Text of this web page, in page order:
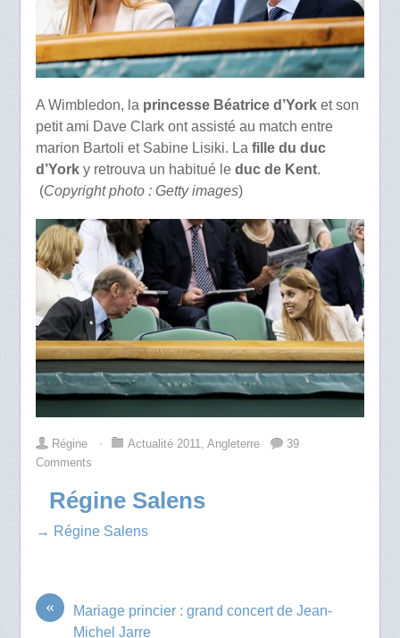
A Wimbledon, la princesse Béatrice d’York et son
petit ami Dave Clark ont assisté au match entre
marion Bartoli et Sabine Lisiki. La fille du duc
d’York y retrouva un habitué le duc de Kent.
(Copyright photo : Getty images)
Régine ⋅ Actualité 2011, Angleterre
39
Comments
Régine Salens
→ Régine Salens
«
Mariage princier : grand concert de Jean-
Michel Jarre